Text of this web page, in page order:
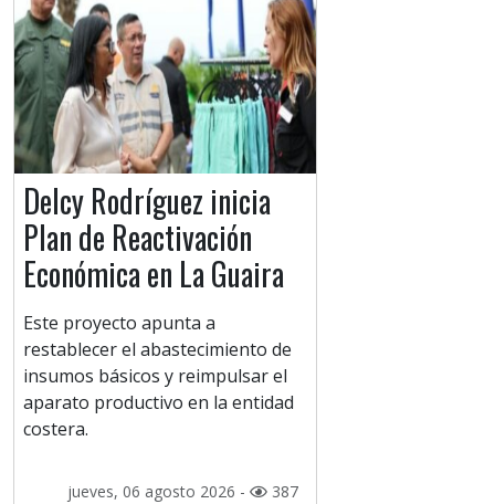
Delcy Rodríguez inicia
Plan de Reactivación
Económica en La Guaira
Este proyecto apunta a
restablecer el abastecimiento de
insumos básicos y reimpulsar el
aparato productivo en la entidad
costera.
jueves, 06 agosto 2026 - 387